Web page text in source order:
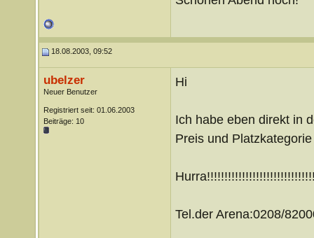
18.08.2003, 09:52
ubelzer
Neuer Benutzer
Registriert seit: 01.06.2003
Beiträge: 10
Hi
Ich habe eben direkt in
Preis und
Tel.der Arena:0208/